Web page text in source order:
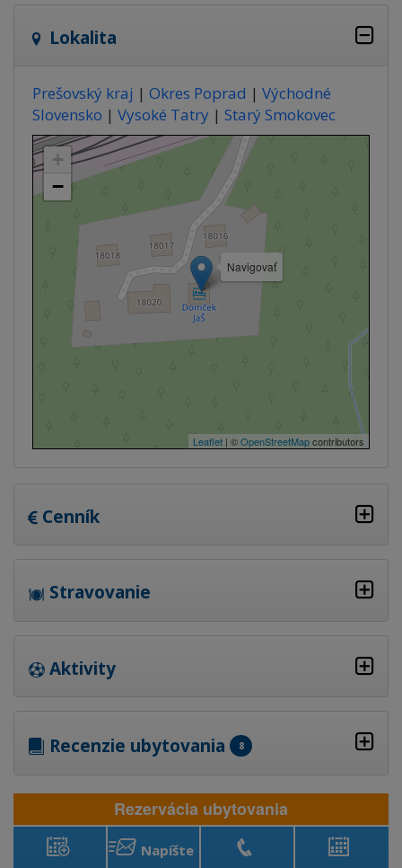
Lokalita
Prešovský kraj | Okres Poprad | Východné
Slovensko | Vysoké Tatry | Starý Smokovec
Navigovať
+
−
Leaflet | ©OpenStreetMapcontributors
Cenník
Stravovanie
Aktivity
Recenzie ubytovania 8
Rezervácia ubytovania
Napíšte